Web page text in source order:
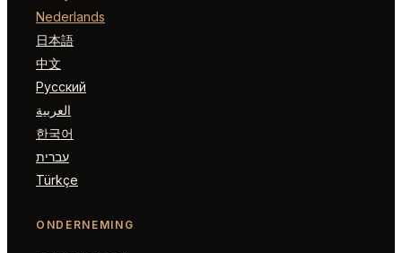
Nederlands
日本語
中文
Русский
العربية
한국어
עברית
Türkçe
ONDERNEMING